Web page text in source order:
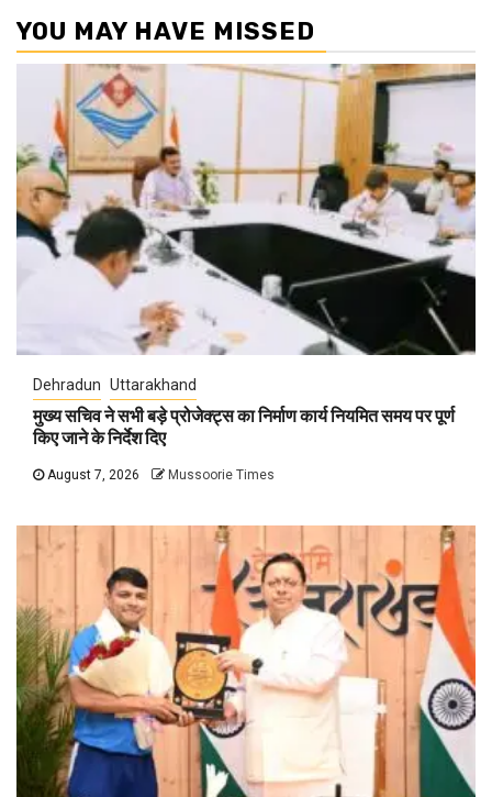
YOU MAY HAVE MISSED
Dehradun Uttarakhand
मुख्य सचिव ने सभी बड़े प्रोजेक्ट्स का निर्माण कार्य नियमित समय पर पूर्ण
किए जाने के निर्देश दिए
August 7, 2026 Mussoorie Times